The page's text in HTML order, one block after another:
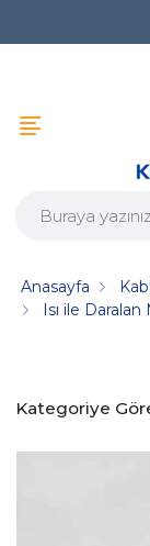
Anasayfa
Isı ile
Kategoriye